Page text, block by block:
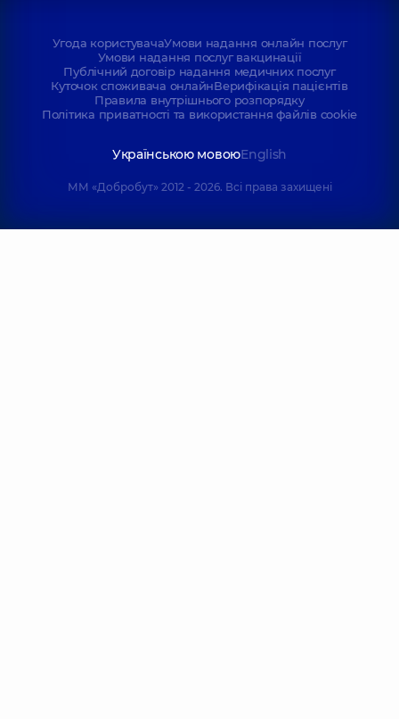
Угода користувачаУмови надання онлайн послуг
Умови надання послуг вакцинації
Публічний договір надання медичних послуг
Куточок споживача онлайнВерифікація пацієнтів
Правила внутрішнього розпорядку
Політика приватності та використання файлів cookie
Українською мовоюEnglish
ММ «Добробут» 2012 - 2026. Всі права захищені